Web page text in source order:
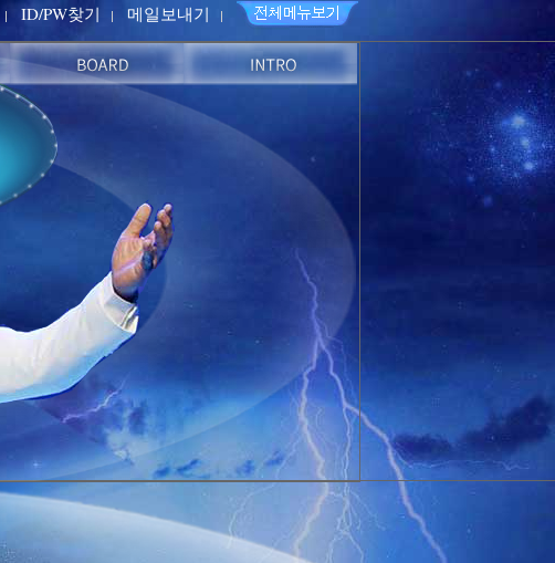
ID/PW찾기 메일보내기